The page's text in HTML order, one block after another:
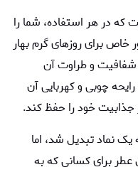
که در هر استفاده، شما را
برای روزهای گرم بهار
و طراوت آن
چوبی و کهربایی آن
خود را حفظ کند.
1990 به یک نماد تبدیل شد، اما
برای کسانی که به